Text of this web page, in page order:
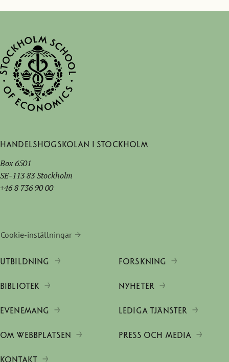
Handelshögskolan i Stockholm
Box 6501
SE-113 83 Stockholm
+46 8 736 90 00
Cookie-inställningar
UTBILDNING FORSKNING
BIBLIOTEK NYHETER
EVENEMANG LEDIGA TJÄNSTER
OM WEBBPLATSEN PRESS OCH MEDIA
KONTAKT